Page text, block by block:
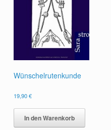
Wünschelrutenkunde
19,90€
In den Warenkorb